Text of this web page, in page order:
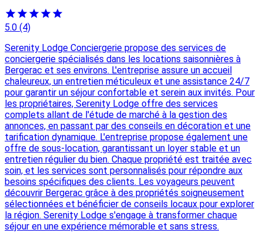
5.0 (4)
Serenity Lodge Conciergerie propose des services de
conciergerie spécialisés dans les locations saisonnières à
Bergerac et ses environs. L'entreprise assure un accueil
chaleureux, un entretien méticuleux et une assistance 24/7
pour garantir un séjour confortable et serein aux invités. Pour
les propriétaires, Serenity Lodge offre des services
complets allant de l'étude de marché à la gestion des
annonces, en passant par des conseils en décoration et une
tarification dynamique. L'entreprise propose également une
offre de sous-location, garantissant un loyer stable et un
entretien régulier du bien. Chaque propriété est traitée avec
soin, et les services sont personnalisés pour répondre aux
besoins spécifiques des clients. Les voyageurs peuvent
découvrir Bergerac grâce à des propriétés soigneusement
sélectionnées et bénéficier de conseils locaux pour explorer
la région. Serenity Lodge s'engage à transformer chaque
séjour en une expérience mémorable et sans stress.